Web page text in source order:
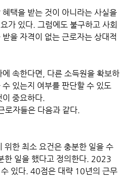
택을 받는 것이 아니라는 사실을
가 있다. 그럼에도 불구하고 사회
을 자격이 없는 근로자는 상대적
에 속한다면, 다른 소득원을 확보하
있는지 여부를 판단할 수 있도
이 중요하다.
로자들은 다음과 같다.
위한 최소 요건은 충분한 일을 수
한 일을 했다고 정의한다. 2023
있다. 40점은 대략 10년의 근무